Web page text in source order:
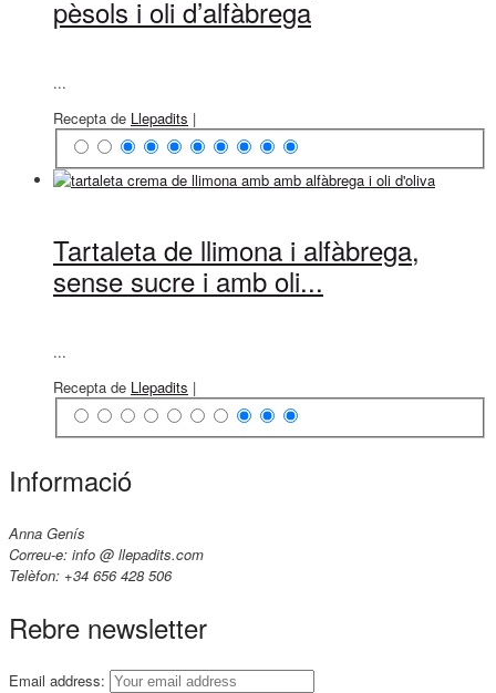
pèsols i oli d’alfàbrega
...
Recepta de Llepadits |
Tartaleta de llimona i alfàbrega,
sense sucre i amb oli...
...
Recepta de Llepadits |
Informació
Anna Genís
Correu-e: info @ llepadits.com
Telèfon: +34 656 428 506
Rebre newsletter
Email address: